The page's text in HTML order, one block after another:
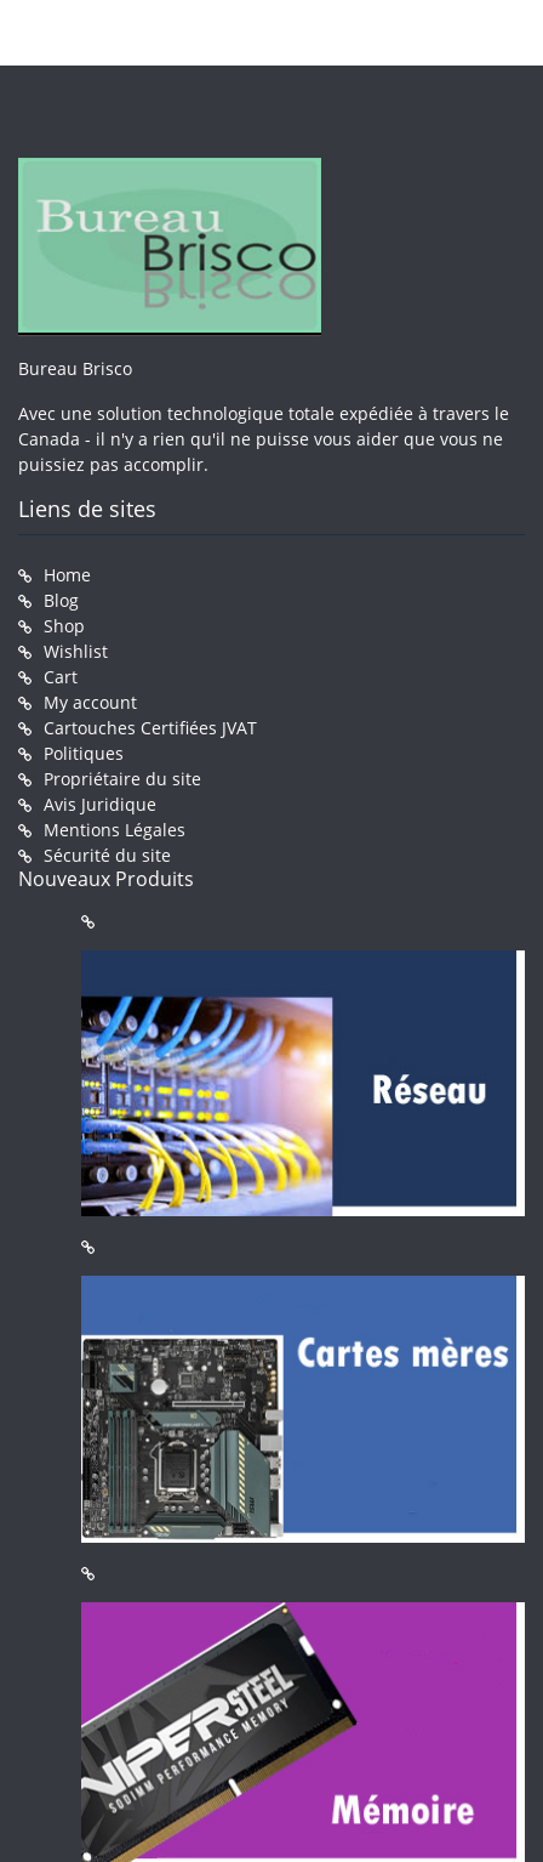
Bureau Brisco
Avec une solution technologique totale expédiée à travers le
Canada - il n'y a rien qu'il ne puisse vous aider que vous ne
puissiez pas accomplir.
Liens de sites
Home
Blog
Shop
Wishlist
Cart
My account
Cartouches Certifiées JVAT
Politiques
Propriétaire du site
Avis Juridique
Mentions Légales
Sécurité du site
Nouveaux Produits